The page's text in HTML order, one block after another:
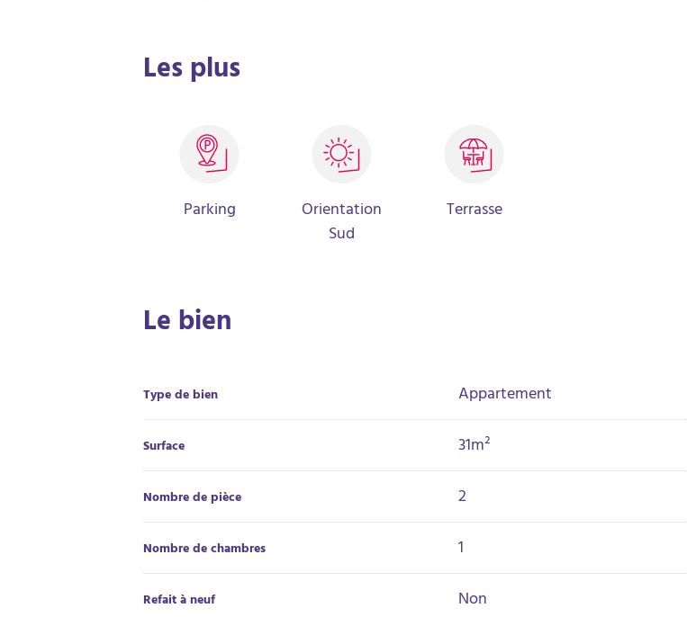
Les plus
Parking Orientation
Sud
Terrasse
Le bien
Type de bien Appartement
Surface 31m²
Nombre de pièce 2
Nombre de chambres 1
Refait à neuf Non